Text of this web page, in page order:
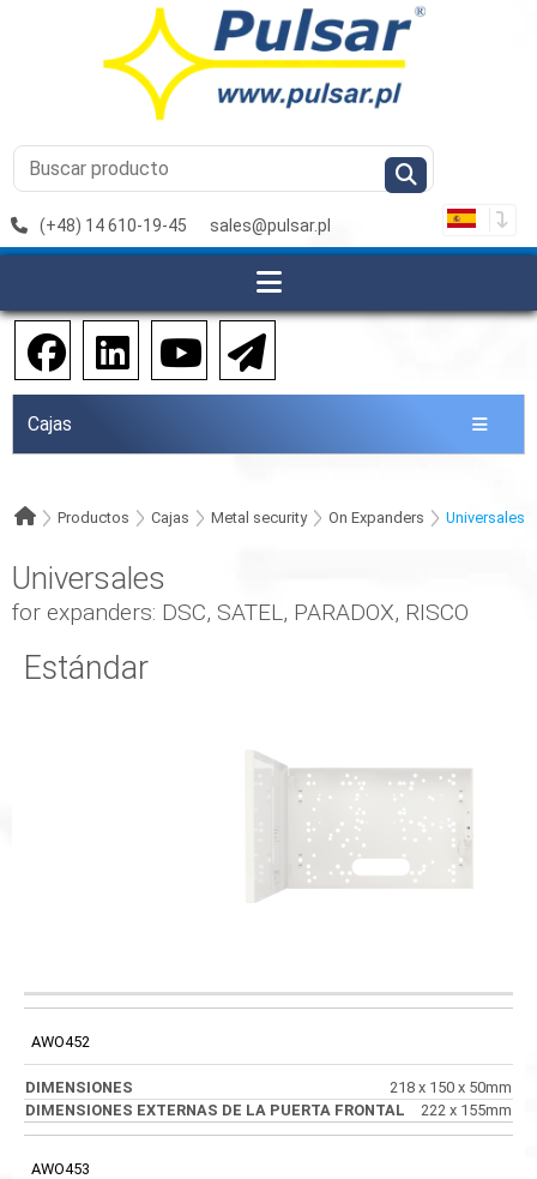
(+48) 14 610-19-45 sales@pulsar.pl
Cajas
Productos Cajas Metal security On Expanders Universales
Universales
for expanders: DSC, SATEL, PARADOX, RISCO
Estándar
CÓDIGO DIMENSIONES
DIMENSIONES
EXTERNAS DE LA
AWO452
218 x 150 x 50mm
222 x 155mm
AWO453